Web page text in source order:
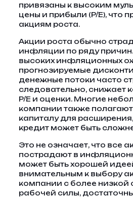
привязаны к высоким
цены и прибыли (P/E), что
акциям роста.
Акции роста обычно
инфляции по ряду
высоких инфляционных
прогнозируемые
денежные потоки часто
следовательно, снижает
P/E и оценки. Многие
компании также
капиталу для
кредит может быть
Это не означает, что все
пострадают в
может быть хорошей
внимательным к выбору
компании с более низкой
рабочей силы,